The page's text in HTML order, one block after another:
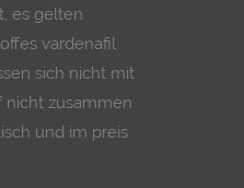
es gelten
vardenafil
sich nicht mit
nicht zusammen
und im preis